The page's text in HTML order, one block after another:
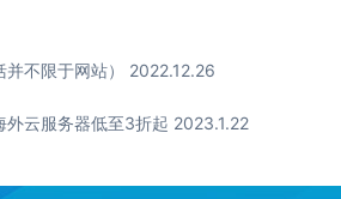
并不限于网站） 2022.12.26
外云服务器低至3折起 2023.1.22